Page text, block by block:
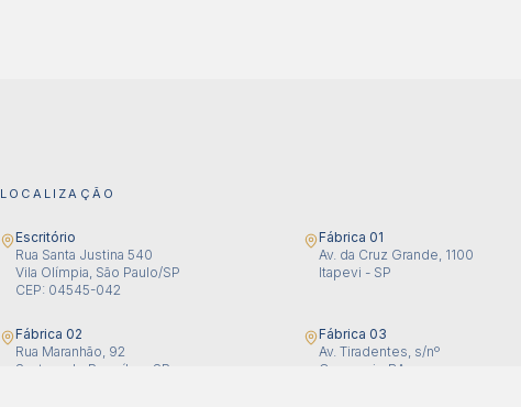
LOCALIZAÇÃO
Escritório
Rua Santa Justina 540
Vila Olímpia, São Paulo/SP
CEP: 04545-042
Fábrica 01
Av. da Cruz Grande, 1100
Itapevi - SP
Fábrica 02
Rua Maranhão, 92
Santana de Parnaíba - SP
Fábrica 03
Av. Tiradentes, s/nº
Camaçari - BA